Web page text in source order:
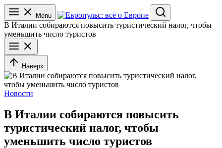
Menu
Search
В Италии собираются повысить туристический налог, чтобы
уменьшить число туристов
Наверх
Новости
В Италии собираются повысить
туристический налог, чтобы
уменьшить число туристов